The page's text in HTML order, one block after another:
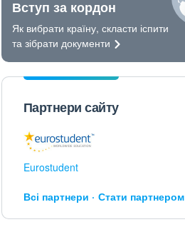
Вступ за кордон
Як вибрати країну, скласти іспити
та зібрати документи
Партнери сайту
Eurostudent
Всі партнери Стати партнером